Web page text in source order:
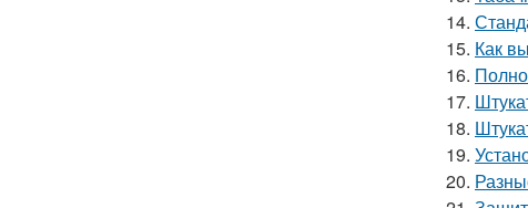
14.
15. Как
16.
17.
18.
19.
20.